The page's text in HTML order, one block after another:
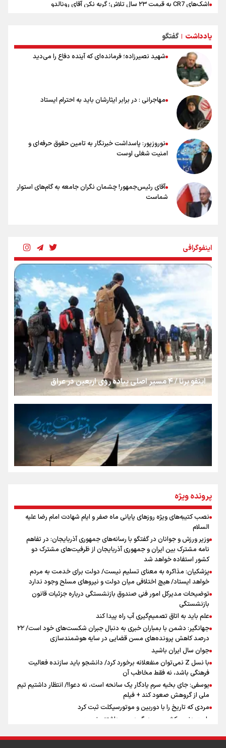
اشک‌های CR7 به قیمت ۲۳ سال تلاش؛ گریه نکن آقای رونالدو
تلاش مدام برای زنده نگه داشتن هنر ایرانی
نصرتی: پاسخ بیرانوند سنخیتی با صحبت‌های علی دایی نداشت/
ملی‌پوشان نباید از خودشان تعریف کنند!
خلعتبری: جای دو سه نفر در جام جهانی خالی بود/ تیم ملی نیاز به تغییر
نسل دارد/ دوست دارم آرژانتین قهرمان شود
شاهرخی: اندازه داشته‌هایمان از بازار جام جهانی برداشت کردیم/ دودستی
سرنوشت صعود را به تیم‌های دیگر سپردیم
عالمی: جام جهانی از مرحله حذفی جان گرفت/ درباره شیوه بازی تیم ملی
نقد وجود دارد
یادداشت | گفتگو
شهید نصیرزاده؛ فرمانده‌ای که آینده دفاع را می‌دید
مهاجرانی : در برابر ایثارشان باید به احترام ایستاد
نوروزپور: پاسداشت خبرنگار به تامین حقوق حرفه‌ای و
امنیت شغلی اوست
آقای رئیس‌جمهور! چشمان نگران جامعه به گام‌های استوار
شماست
بنزین؛ تدبیری برای حفظ امنیت انرژی
«هورامان»؛ میراثی که جهان را شیفته کرد
شکستگیِ بزرگ؛ روایتِ یک استخوان، یک نسل، یک توهم!
رسانه ملی و حق مردم برای شنیدن صدای رئیس‌جمهوری
روایت ایران از کنار مردم
جمله‌ای که بغض چهارماهه را شکست؛ «آهای مردم، آقا از
تهران رفتند»
سه حسرتی که به دلم ماند
اینفوگرافی
اینفو برنا / ۴ مسیر اصلی پیاده روی اربعین در عراق
اینفو برنا / توصیه‌هایی طلایی برای پیاده روی اربعین
اینفو برنا / جدول کامل فاصله مرز شلمچه تا شهرهای زیارتی
عراق
پرونده ویژه
نصب کتیبه‌های ویژه روزهای پایانی ماه صفر و ایام شهادت امام رضا علیه
السلام
وزیر ورزش و جوانان در گفتگو با رسانه‌های جمهوری آذربایجان: در تفاهم
نامه مشترک بین ایران و جمهوری آذربایجان از ظرفیت‌های مشترک دو
کشور استفاده خواهد شد
پزشکیان: مذاکره به معنای تسلیم نیست/ دولت برای خدمت به مردم
خواهد ایستاد/ هیچ اختلافی میان دولت و نیروهای مسلح وجود ندارد
توضیحات مدیرکل امور فنی صندوق بازنشستگی درباره جزئیات قانون
بازنشستگی
علم باید به اتاق تصمیم‌گیری آب راه پیدا کند
جهانگیر: دشمن با بمباران خبری به دنبال جبران شکست‌های خود است/ ۲۲
درصد کاهش پرونده‌های مسن قضایی در سایه هوشمندسازی
جوان سال ایران باشید
با نسل Z نمی‌توان منفعلانه برخورد کرد/ دانشجو باید سازنده فعالیت
فرهنگی باشد، نه فقط مخاطب آن
یوسفی: جای بخیه سرم یادگار یک سانحه است، نه دعوا!/ انتظار داشتیم تیم
ملی از گروهش صعود کند + فیلم
مردی که تاریخ را با دوربین و موتورسیکلت ثبت کرد
رابرت دنیرو: کشور من دیگر دوست‌داشتنی نیست
انتظار حضور تیم‌های بزرگ مثل استقلال در لیگ هستیم